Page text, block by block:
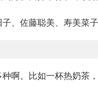
、佐藤聪美、寿美菜
啊。比如一杯热奶茶